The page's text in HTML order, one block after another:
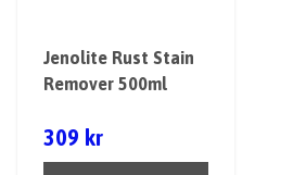
Jenolite Rust Stain
Remover 500ml
309 kr